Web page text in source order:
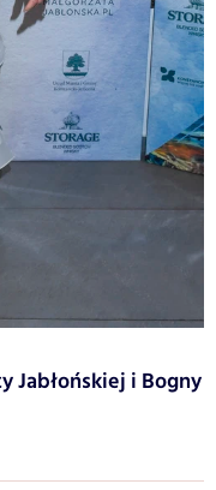
Jabłońskiej i Bogny